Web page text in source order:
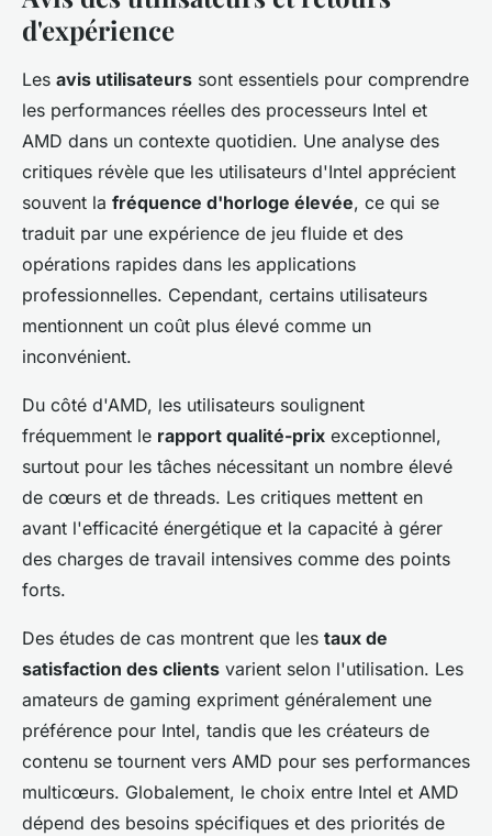
d'expérience
Les avis utilisateurs sont essentiels pour comprendre
les performances réelles des processeurs Intel et
AMD dans un contexte quotidien. Une analyse des
critiques révèle que les utilisateurs d'Intel apprécient
souvent la fréquence d'horloge élevée, ce qui se
traduit par une expérience de jeu fluide et des
opérations rapides dans les applications
professionnelles. Cependant, certains utilisateurs
mentionnent un coût plus élevé comme un
inconvénient.
Du côté d'AMD, les utilisateurs soulignent
fréquemment le rapport qualité-prix exceptionnel,
surtout pour les tâches nécessitant un nombre élevé
de cœurs et de threads. Les critiques mettent en
avant l'efficacité énergétique et la capacité à gérer
des charges de travail intensives comme des points
forts.
Des études de cas montrent que les taux de
satisfaction des clients varient selon l'utilisation. Les
amateurs de gaming expriment généralement une
préférence pour Intel, tandis que les créateurs de
contenu se tournent vers AMD pour ses performances
multicœurs. Globalement, le choix entre Intel et AMD
dépend des besoins spécifiques et des priorités de